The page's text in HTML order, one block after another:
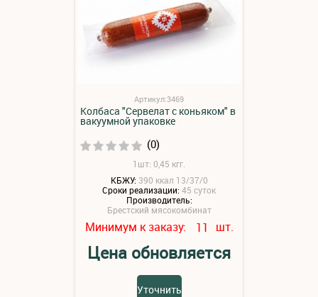
Артикул:3469
Колбаса "Сервелат с коньяком" в
вакуумной упаковке
(0)
1шт: 0,45 кгг.
КБЖУ: 390 ккал 13/37/0
Сроки реализации:45 суток
Производитель:
Брестский мясокомбинат
Минимум к заказу: 11 шт.
Цена обновляется
Уточнить